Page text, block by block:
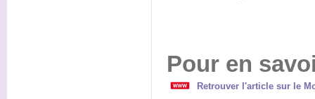
Pour en
Retrouver l'article sur le